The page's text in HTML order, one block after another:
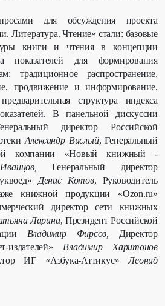
для обсуждения проекта
Литература. Чтение» стали: базовые
книги и чтения в концепции
показателей для формирования
традиционное распространение,
продвижение и информирование,
структура индекса
В панельной дискуссии
директор Российской
Александр Вислый, Генеральный
компании «Новый книжный -
Генеральный директор
Денис Котов, Руководитель
книжной продукции «Ozon.ru»
директор сети книжных
Ларина, Президент Российской
Владимир Фирсов, Директор
издателей»Владимир Харитонов
ИГ «Азбука-Аттикус»Леонид